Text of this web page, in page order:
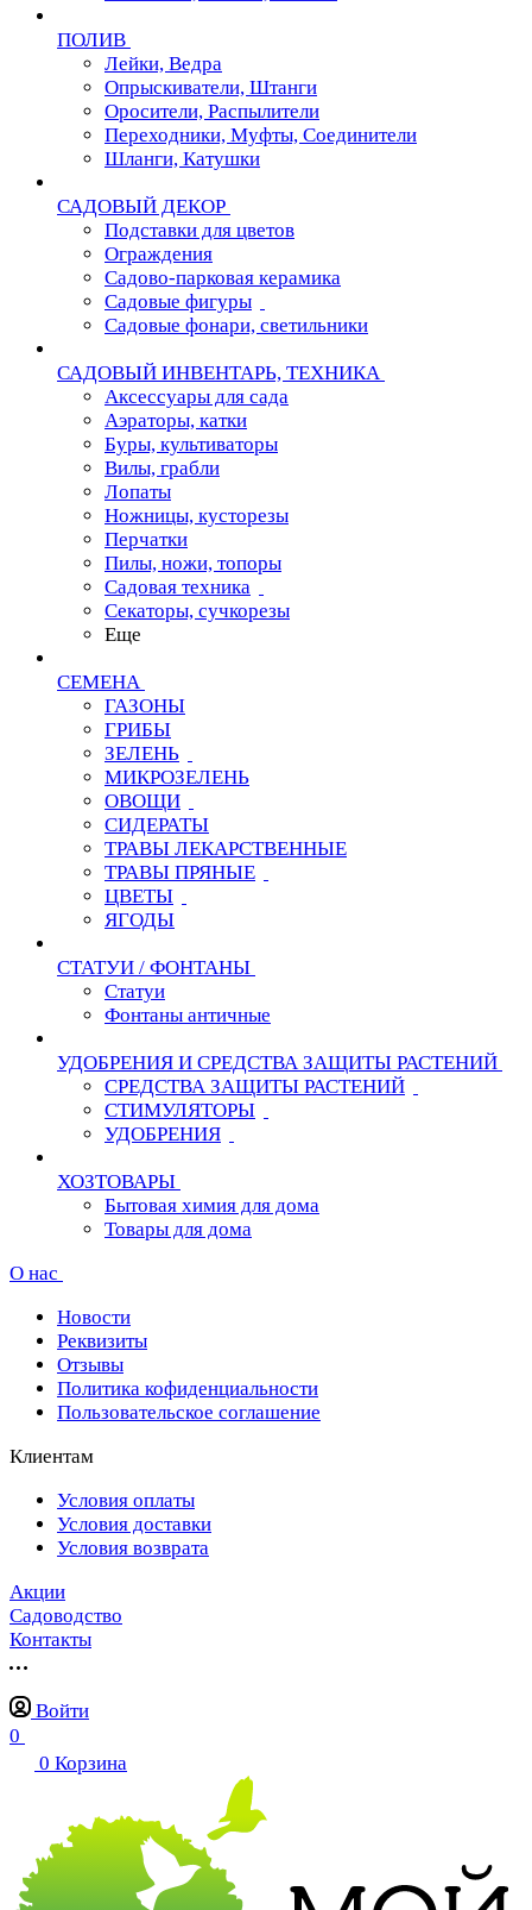
ПОЛИВ
Лейки, Ведра
Опрыскиватели, Штанги
Оросители, Распылители
Переходники, Муфты, Соединители
Шланги, Катушки
САДОВЫЙ ДЕКОР
Подставки для цветов
Ограждения
Садово-парковая керамика
Садовые фигуры
Садовые фонари, светильники
САДОВЫЙ ИНВЕНТАРЬ, ТЕХНИКА
Аксессуары для сада
Аэраторы, катки
Буры, культиваторы
Вилы, грабли
Лопаты
Ножницы, кусторезы
Перчатки
Пилы, ножи, топоры
Садовая техника
Секаторы, сучкорезы
Еще
СЕМЕНА
ГАЗОНЫ
ГРИБЫ
ЗЕЛЕНЬ
МИКРОЗЕЛЕНЬ
ОВОЩИ
СИДЕРАТЫ
ТРАВЫ ЛЕКАРСТВЕННЫЕ
ТРАВЫ ПРЯНЫЕ
ЦВЕТЫ
ЯГОДЫ
СТАТУИ / ФОНТАНЫ
Статуи
Фонтаны античные
УДОБРЕНИЯ И СРЕДСТВА ЗАЩИТЫ РАСТЕНИЙ
СРЕДСТВА ЗАЩИТЫ РАСТЕНИЙ
СТИМУЛЯТОРЫ
УДОБРЕНИЯ
ХОЗТОВАРЫ
Бытовая химия для дома
Товары для дома
О нас
Новости
Реквизиты
Отзывы
Политика кофиденциальности
Пользовательское соглашение
Клиентам
Условия оплаты
Условия доставки
Условия возврата
Акции
Садоводство
Контакты
Войти
0
0 Корзина